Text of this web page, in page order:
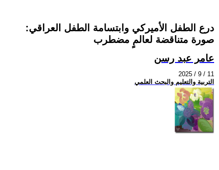
درع الطفل الأميركي وابتسامة الطفل العراقي:
صورة متناقضة لعالمٍ مضطرب
عامر عبد رسن
2025 / 9 / 11
التربية والتعليم والبحث العلمي